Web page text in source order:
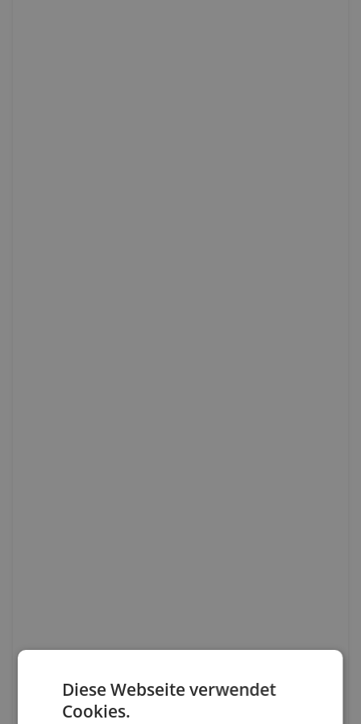
Diese Webseite verwendet
Cookies.